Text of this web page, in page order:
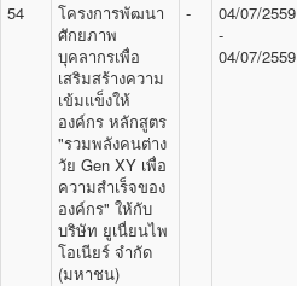
54
โครงการพัฒนา
ศักยภาพ
บุคลากรเพื่อ
เสริมสร้างความ
เข้มแข็งให้
องค์กร หลักสูตร
"รวมพลังคนต่าง
วัย Gen XY เพื่อ
ความสำเร็จของ
องค์กร" ให้กับ
บริษัท ยูเนื่ยนไพ
โอเนียร์ จำกัด
(มหาชน)
-
04/07/2559
-
04/07/2559